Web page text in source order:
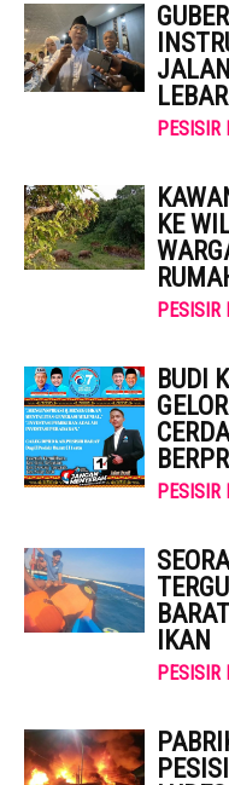
PESISIR
KE
PESISIR
BUDI
PESISIR
IKAN
PESISIR